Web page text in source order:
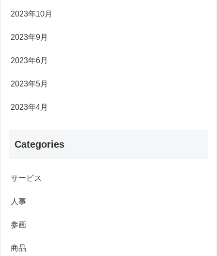
2023年10月
2023年9月
2023年6月
2023年5月
2023年4月
Categories
サービス
人事
参画
商品